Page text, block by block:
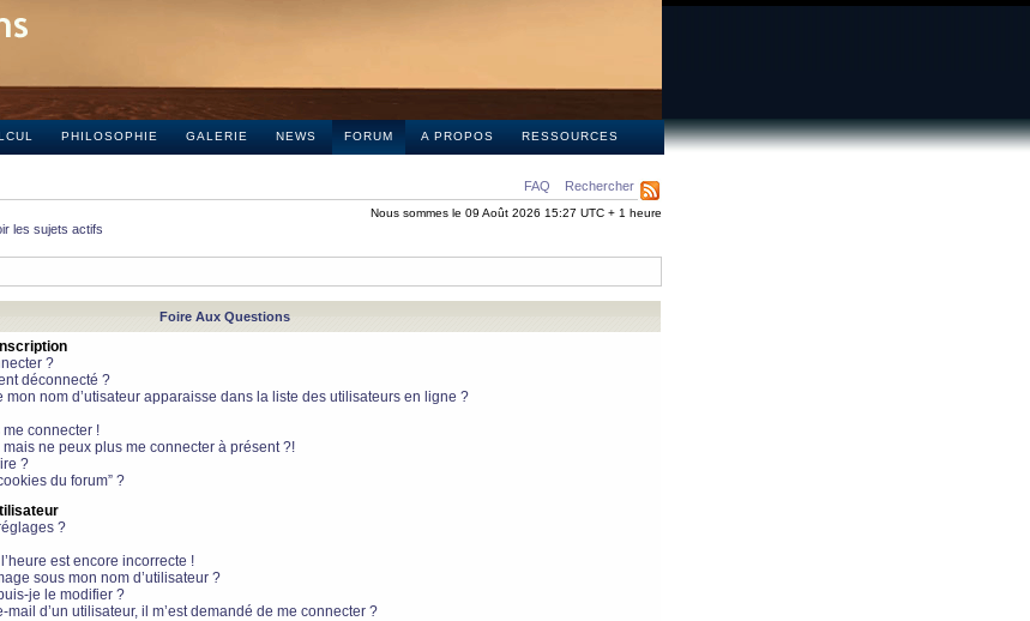
PHILOSOPHIE GALERIE NEWS FORUM A PROPOS RESSOURCES
FAQ Rechercher
Nous sommes le 09 Août 2026 15:27 UTC + 1 heure
les sujets actifs
Foire Aux Questions
?
déconnecté ?
nom d’utisateur apparaisse dans la liste des utilisateurs en ligne ?
connecter !
ne peux plus me connecter à présent ?!
?
du forum” ?
?
est encore incorrecte !
sous mon nom d’utilisateur ?
je le modifier ?
d’un utilisateur, il m’est demandé de me connecter ?